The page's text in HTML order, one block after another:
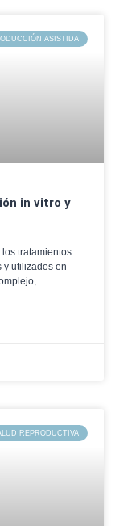
ASISTIDA
in vitro y
tratamientos
y utilizados en
REPRODUCTIVA